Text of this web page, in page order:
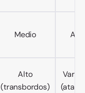
Medio Alto
Alto
(transbordos)